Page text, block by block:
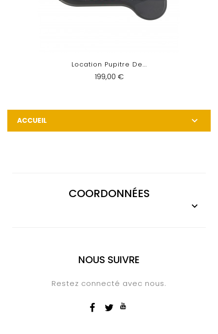
Location Pupitre De...
199,00 €
ACCUEIL 
COORDONNÉES

NOUS SUIVRE
Restez connecté avec nous.